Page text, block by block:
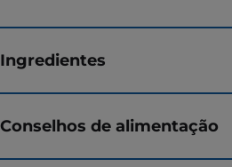
Ingredientes
Conselhos de alimentação